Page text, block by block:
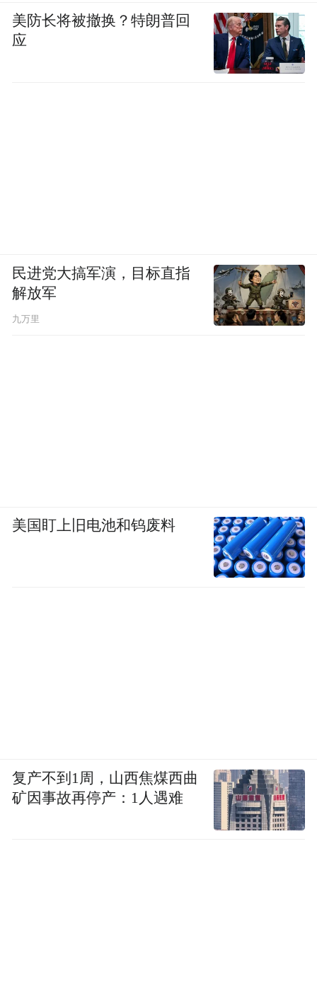
美防长将被撤换？特朗普回
应
民进党大搞军演，目标直指
解放军
九万里
美国盯上旧电池和钨废料
复产不到1周，山西焦煤西曲
矿因事故再停产：1人遇难